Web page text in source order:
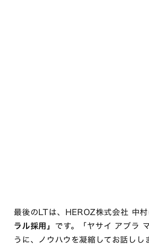
最後のLTは、HEROZ株式会社 中
ラル採用」 です。「ヤサイ アブラ
うに、ノウハウを凝縮してお話しし